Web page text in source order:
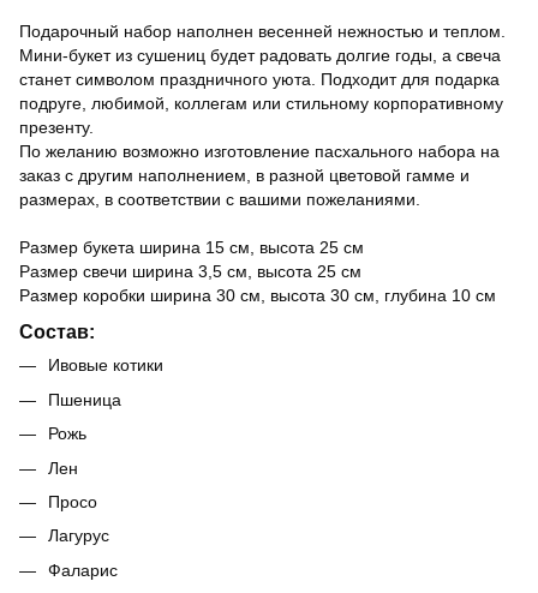
Подарочный набор наполнен весенней нежностью и теплом.
Мини-букет из сушениц будет радовать долгие годы, а свеча
станет символом праздничного уюта. Подходит для подарка
подруге, любимой, коллегам или стильному корпоративному
презенту.
По желанию возможно изготовление пасхального набора на
заказ с другим наполнением, в разной цветовой гамме и
размерах, в соответствии с вашими пожеланиями.
Размер букета ширина 15 см, высота 25 см
Размер свечи ширина 3,5 см, высота 25 см
Размер коробки ширина 30 см, высота 30 см, глубина 10 см
Состав:
Ивовые котики
Пшеница
Рожь
Лен
Просо
Лагурус
Фаларис